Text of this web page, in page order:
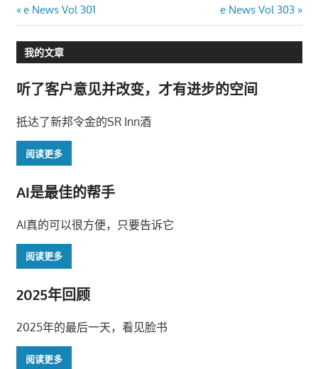
文
章
导
航
Previous
Post:
e News Vol 301
Next
Post:
e News Vol 303
我的文章
听了客户意见并改变，才有进步的空间
抵达了新邦令金的SR Inn酒
阅读更多
AI是最佳的帮手
AI真的可以很方便，只要告诉它
阅读更多
2025年回顾
2025年的最后一天，看见脸书
阅读更多